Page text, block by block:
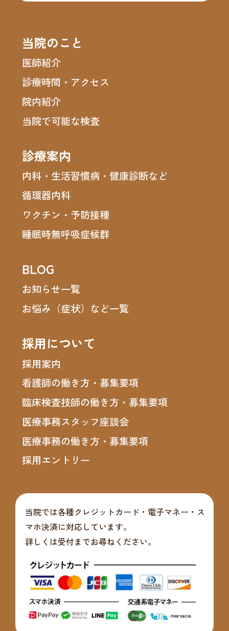
当院のこと
医師紹介
診療時間・アクセス
院内紹介
当院で可能な検査
診療案内
内科・生活習慣病・健康診断など
循環器内科
ワクチン・予防接種
睡眠時無呼吸症候群
BLOG
お知らせ一覧
お悩み（症状）など一覧
採用について
採用案内
看護師の働き方・募集要項
臨床検査技師の働き方・募集要項
医療事務スタッフ座談会
医療事務の働き方・募集要項
採用エントリー
当院では各種クレジットカード・電子マネー・ス
マホ決済に対応しています。
詳しくは受付までお尋ねください。